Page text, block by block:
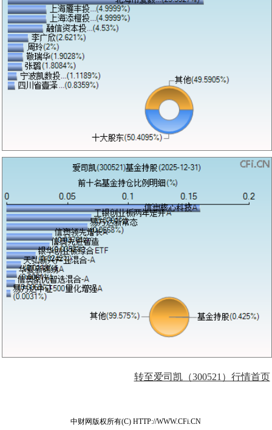
转至爱司凯（300521）行情首页
中财网版权所有(C) HTTP://WWW.CFi.CN